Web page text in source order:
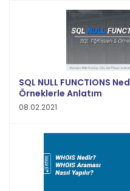
SQL NULL FUNCTIONS
Örneklerle Anlatım
08.02.2021